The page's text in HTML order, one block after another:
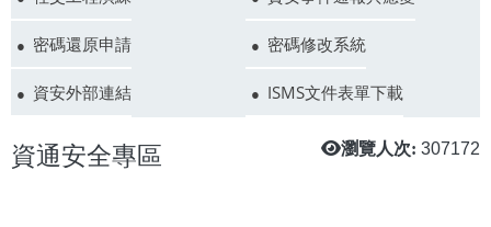
密碼還原申請 密碼修改系統
資安外部連結 ISMS文件表單下載
瀏覽人次: 307172
資通安全專區